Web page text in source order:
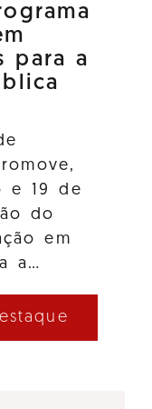
para a
e 19 de
do
em
a…